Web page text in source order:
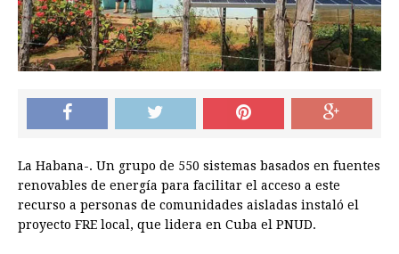
La Habana-. Un grupo de 550 sistemas basados en fuentes
renovables de energía para facilitar el acceso a este
recurso a personas de comunidades aisladas instaló el
proyecto FRE local, que lidera en Cuba el PNUD.